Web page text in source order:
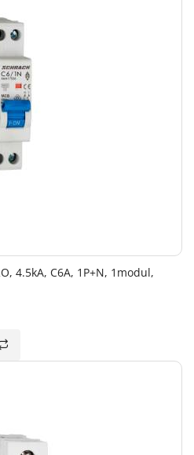
4.5kA, C6A, 1P+N, 1modul,